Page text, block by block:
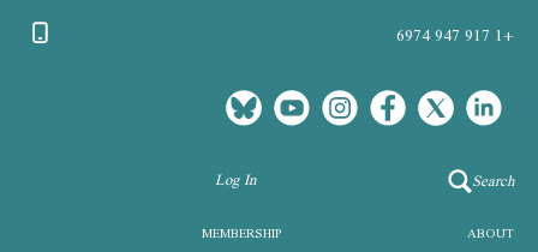
+1 917 947 6974
Search
Log In
ABOUT
MEMBERSHIP